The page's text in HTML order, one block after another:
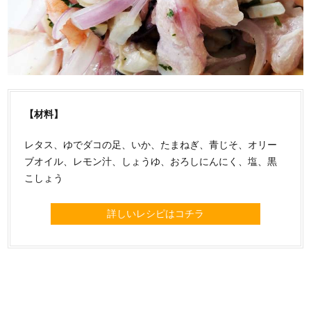
【材料】
レタス、ゆでダコの足、いか、たまねぎ、青じそ、オリー
ブオイル、レモン汁、しょうゆ、おろしにんにく、塩、黒
こしょう
詳しいレシピはコチラ